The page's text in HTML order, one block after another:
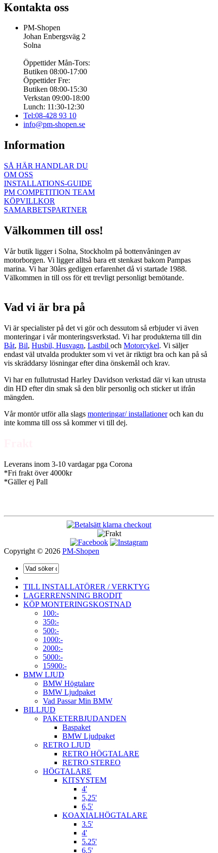
Kontakta oss
PM-Shopen
Johan Enbergsväg 2
Solna
Öppettider Mån-Tors:
Butiken 08:00-17:00
Öppettider Fre:
Butiken 08:00-15:30
Verkstan 09:00-18:00
Lunch: 11:30-12:30
Tel:08-428 93 10
info@pm-shopen.se
Information
SÅ HÄR HANDLAR DU
OM OSS
INSTALLATIONS-GUIDE
PM COMPETITION TEAM
KÖPVILLKOR
SAMARBETSPARTNER
Välkommen till oss!
Vår butik ligger i Solna, Stockholm på bottenvåningen av
motorborgen. Vi ligger alltså bara ett stenkast bakom Pampas
marina. Vi har 30års gedigen erfarenhet då vi startade 1988.
Välkommen in till oss för ett trevligt personligt bemötande.
Vad vi är bra på
Vi är specialister på det vi gör och dessutom så erbjuder vi även
monteringar i vår monteringsverkstad. Vi har produkterna till din
Båt, Bil, Husbil, Husvagn, Lastbil och Motorcykel. Vi säljer
endast väl utvalda produkter som vi vet är riktigt bra och kan på så
vis skräddarsy lösningar efter dina önskemål och krav.
Vi har en fullutrustad Harley Davidson verkstad där vi kan utrusta
din HD efter din smak så den blir personlig och sticker ut ifrån
mängden.
Vår montör utför alla slags monteringar/ installationeroch kan du
inte komma till oss så kommer vi till dej.
Leverans inom 3-10 vardagar pga Corona
*Fri frakt över 4000kr
*Gäller ej Pall
Copyright © 2026 PM-Shopen
TILL INSTALLATÖRER / VERKTYG
LAGERRENSNING BRODIT
KÖP MONTERINGSKOSTNAD
100:-
350:-
500:-
1000:-
2000:-
5000:-
15900:-
BMW LJUD
BMW Högtalare
BMW Ljudpaket
Vad Passar Min BMW
BILLJUD
PAKETERBJUDANDEN
Baspaket
BMW Ljudpaket
RETRO LJUD
RETRO HÖGTALARE
RETRO STEREO
HÖGTALARE
KITSYSTEM
4'
5,25'
6,5'
KOAXIALHÖGTALARE
3.5'
4'
5.25'
6.5'